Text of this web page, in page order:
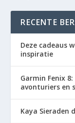
RECENTE
Deze cadeaus
inspiratie
Garmin Fenix
avonturiers en
Kaya Sieraden